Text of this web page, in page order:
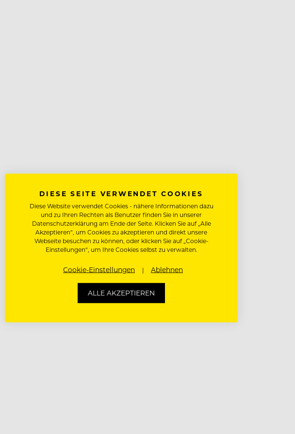
DIESE SEITE VERWENDET COOKIES
Diese Website verwendet Cookies - nähere Informationen dazu
und zu Ihren Rechten als Benutzer finden Sie in unserer
Datenschutzerklärung am Ende der Seite. Klicken Sie auf „Alle
Akzeptieren“, um Cookies zu akzeptieren und direkt unsere
Webseite besuchen zu können, oder klicken Sie auf „Cookie-
Einstellungen“, um Ihre Cookies selbst zu verwalten.
Cookie-Einstellungen Ablehnen
ALLE AKZEPTIEREN